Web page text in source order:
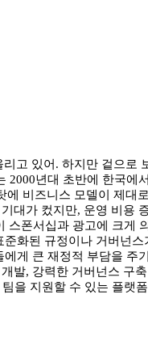
고 있어. 하지만 겉으로
년대 초반에 한국에
비즈니스 모델이 제대
대가 컸지만, 운영 비용
폰서십과 광고에 크게
화된 규정이나 거버넌
게 큰 재정적 부담을 주
발, 강력한 거버넌스 구
을 지원할 수 있는 플랫